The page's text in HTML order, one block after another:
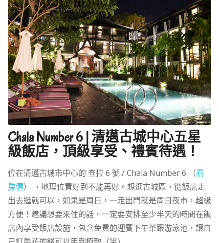
Chala Number 6 | 清邁古城中心五星
級飯店，頂級享受、禮賓待遇！
位在清邁古城市中心的 查拉 6 號 / Chala Number 6 （看
房價） ，地理位置好到不能再好。想逛古城區，從飯店走
出去逛就可以，如果是周日，一走出門就是周日夜市，超級
方便！建議想要來住的話，一定要安排至少半天的時間在飯
店內享受飯店設施，包含免費的迎賓下午茶跟游泳池，讓自